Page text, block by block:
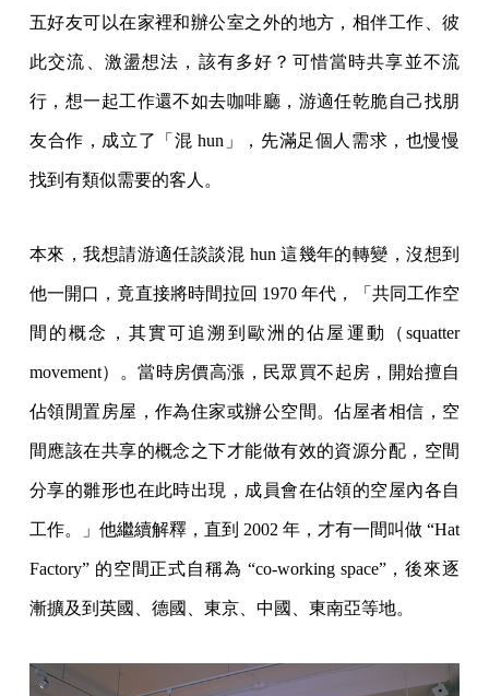
五好友可以在家裡和辦公室之外的地方，相伴工作、彼
此交流、激盪想法，該有多好？可惜當時共享並不流
行，想一起工作還不如去咖啡廳，游適任乾脆自己找朋
友合作，成立了「混 hun」，先滿足個人需求，也慢慢
找到有類似需要的客人。
本來，我想請游適任談談混 hun 這幾年的轉變，沒想到
他一開口，竟直接將時間拉回 1970 年代，「共同工作空
間的概念，其實可追溯到歐洲的佔屋運動（squatter
movement）。當時房價高漲，民眾買不起房，開始擅自
佔領閒置房屋，作為住家或辦公空間。佔屋者相信，空
間應該在共享的概念之下才能做有效的資源分配，空間
分享的雛形也在此時出現，成員會在佔領的空屋內各自
工作。」他繼續解釋，直到 2002 年，才有一間叫做 “Hat
Factory” 的空間正式自稱為 “co-working space”，後來逐
漸擴及到英國、德國、東京、中國、東南亞等地。